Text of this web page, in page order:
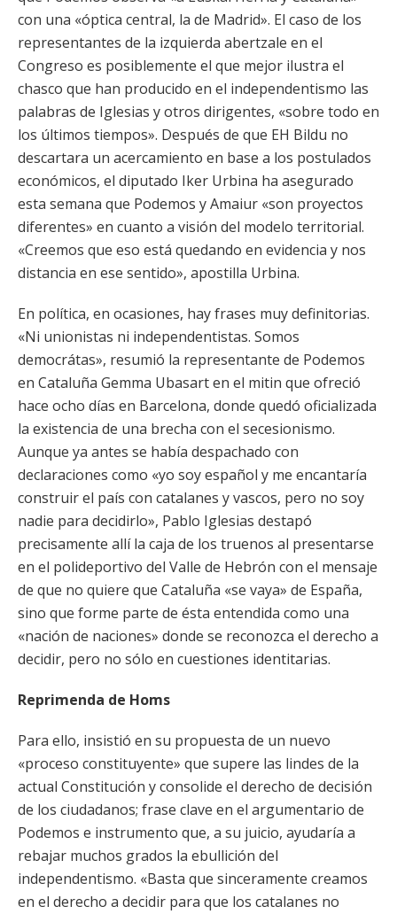
con una «óptica central, la de Madrid». El caso de los
representantes de la izquierda abertzale en el
Congreso es posiblemente el que mejor ilustra el
chasco que han producido en el independentismo las
palabras de Iglesias y otros dirigentes, «sobre todo en
los últimos tiempos». Después de que EH Bildu no
descartara un acercamiento en base a los postulados
económicos, el diputado Iker Urbina ha asegurado
esta semana que Podemos y Amaiur «son proyectos
diferentes» en cuanto a visión del modelo territorial.
«Creemos que eso está quedando en evidencia y nos
distancia en ese sentido», apostilla Urbina.
En política, en ocasiones, hay frases muy definitorias.
«Ni unionistas ni independentistas. Somos
democrátas», resumió la representante de Podemos
en Cataluña Gemma Ubasart en el mitin que ofreció
hace ocho días en Barcelona, donde quedó oficializada
la existencia de una brecha con el secesionismo.
Aunque ya antes se había despachado con
declaraciones como «yo soy español y me encantaría
construir el país con catalanes y vascos, pero no soy
nadie para decidirlo», Pablo Iglesias destapó
precisamente allí la caja de los truenos al presentarse
en el polideportivo del Valle de Hebrón con el mensaje
de que no quiere que Cataluña «se vaya» de España,
sino que forme parte de ésta entendida como una
«nación de naciones» donde se reconozca el derecho a
decidir, pero no sólo en cuestiones identitarias.
Reprimenda de Homs
Para ello, insistió en su propuesta de un nuevo
«proceso constituyente» que supere las lindes de la
actual Constitución y consolide el derecho de decisión
de los ciudadanos; frase clave en el argumentario de
Podemos e instrumento que, a su juicio, ayudaría a
rebajar muchos grados la ebullición del
independentismo. «Basta que sinceramente creamos
en el derecho a decidir para que los catalanes no